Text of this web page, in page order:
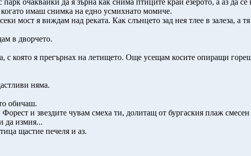
очаквайки да я зърна как снима птиците край езерото, а аз да
имаш снимка на едно усмихнато момиче.
мост я виждам над реката. Как слънцето зад нея тлее в залеза, а
в дворчето.
с която я прегърнах на летището. Още усещам косите опиращи
няма.
обичаш.
и звездите чувам смеха ти, долитащ от бургаския плаж
да измия...
щастие печеля и аз.